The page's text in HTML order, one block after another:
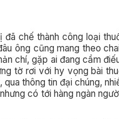
đã chế thành công loại
ông cũng mang theo
chí, gặp ai đang cầm
tờ rơi với hy vọng bài
qua thông tin đại chúng,
có tới hàng ngàn